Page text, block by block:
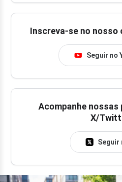
Inscreva-se no nosso
Seguir no
Acompanhe nossas
X/
Seguir